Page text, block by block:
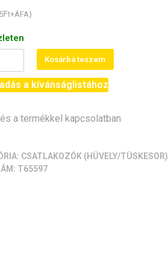
Ft+ÁFA)
Kosárba teszem
a kívánságlistához
a termékkel kapcsolatban
CSATLAKOZÓK (HÜVELY/TÜSKESOR)
T65597